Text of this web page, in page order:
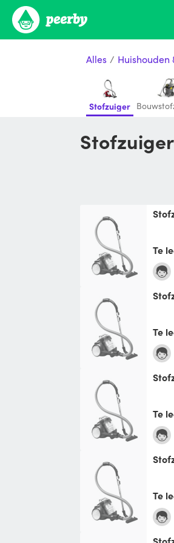
Alles / Huishouden
Stofzuiger
Te
Te
Te
Te